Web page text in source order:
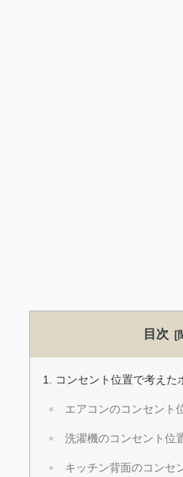
目次
コンセント位置で考えた
エアコンのコンセント
洗濯機のコンセント位
キッチン背面のコンセ